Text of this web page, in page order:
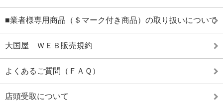
■業者様専用商品（＄マーク付き商品）の取り扱いについて
大国屋 ＷＥＢ販売規約
よくあるご質問（ＦＡＱ）
店頭受取について